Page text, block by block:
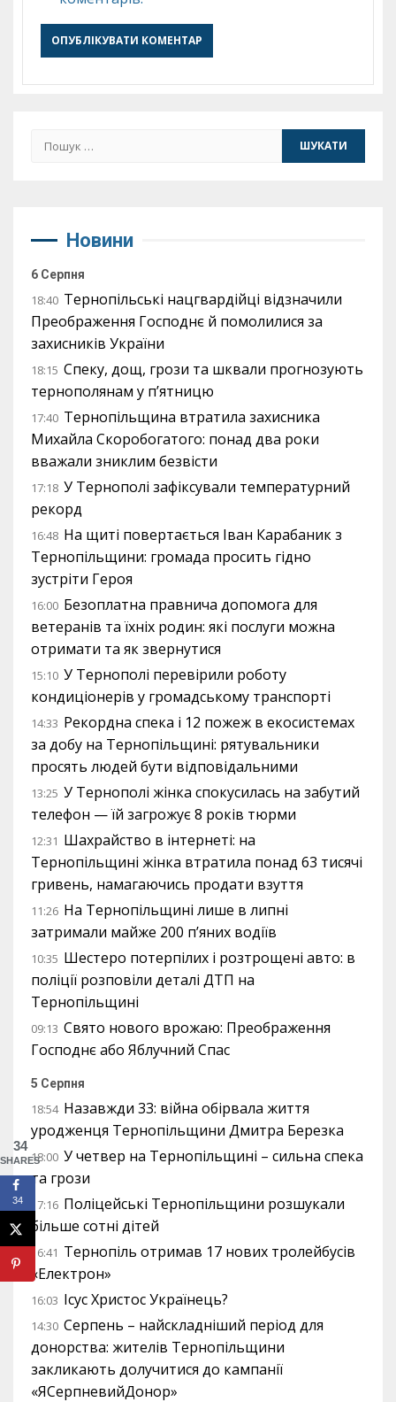
Пошук:
Новини
6 Серпня
18:40 Тернопільські нацгвардійці відзначили
Преображення Господнє й помолилися за
захисників України
18:15 Спеку, дощ, грози та шквали прогнозують
тернополянам у п’ятницю
17:40 Тернопільщина втратила захисника
Михайла Скоробогатого: понад два роки
вважали зниклим безвісти
17:18 У Тернополі зафіксували температурний
рекорд
16:48 На щиті повертається Іван Карабаник з
Тернопільщини: громада просить гідно
зустріти Героя
16:00 Безоплатна правнича допомога для
ветеранів та їхніх родин: які послуги можна
отримати та як звернутися
15:10 У Тернополі перевірили роботу
кондиціонерів у громадському транспорті
14:33 Рекордна спека і 12 пожеж в екосистемах
за добу на Тернопільщині: рятувальники
просять людей бути відповідальними
13:25 У Тернополі жінка спокусилась на забутий
телефон — їй загрожує 8 років тюрми
12:31 Шахрайство в інтернеті: на
Тернопільщині жінка втратила понад 63 тисячі
гривень, намагаючись продати взуття
11:26 На Тернопільщині лише в липні
затримали майже 200 п’яних водіїв
10:35 Шестеро потерпілих і розтрощені авто: в
поліції розповіли деталі ДТП на
Тернопільщині
09:13 Свято нового врожаю: Преображення
Господнє або Яблучний Спас
5 Серпня
18:54 Назавжди 33: війна обірвала життя
уродженця Тернопільщини Дмитра Березка
18:00 У четвер на Тернопільщині – сильна спека
та грози
17:16 Поліцейські Тернопільщини розшукали
більше сотні дітей
16:41 Тернопіль отримав 17 нових тролейбусів
«Електрон»
16:03 Ісус Христос Українець?
14:30 Серпень – найскладніший період для
донорства: жителів Тернопільщини
закликають долучитися до кампанії
«ЯСерпневийДонор»
34
SHARES
34